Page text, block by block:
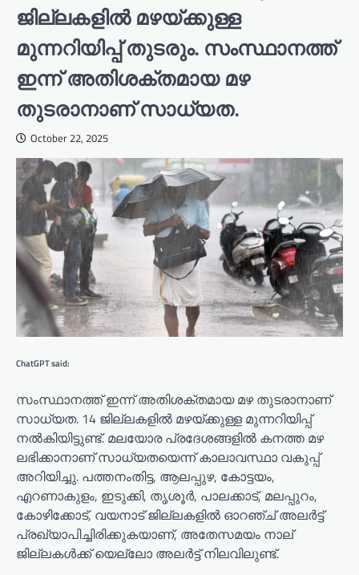
ജില്ലകളിൽ മഴയ്ക്കുള്ള
മുന്നറിയിപ്പ് തുടരും. സംസ്ഥാനത്ത്
ഇന്ന് അതിശക്തമായ മഴ
തുടരാനാണ് സാധ്യത.
October 22, 2025
ChatGPT said:
സംസ്ഥാനത്ത് ഇന്ന് അതിശക്തമായ മഴ തുടരാനാണ്
സാധ്യത. 14 ജില്ലകളിൽ മഴയ്ക്കുള്ള മുന്നറിയിപ്പ്
നൽകിയിട്ടുണ്ട്. മലയോര പ്രദേശങ്ങളിൽ കനത്ത മഴ
ലഭിക്കാനാണ് സാധ്യതയെന്ന് കാലാവസ്ഥാ വകുപ്പ്
അറിയിച്ചു. പത്തനംതിട്ട, ആലപ്പുഴ, കോട്ടയം,
എറണാകുളം, ഇടുക്കി, തൃശൂർ, പാലക്കാട്, മലപ്പുറം,
കോഴിക്കോട്, വയനാട് ജില്ലകളിൽ ഓറഞ്ച് അലർട്ട്
പ്രഖ്യാപിച്ചിരിക്കുകയാണ്, അതേസമയം നാല്
ജില്ലകൾക്ക് യെല്ലോ അലർട്ട് നിലവിലുണ്ട്.